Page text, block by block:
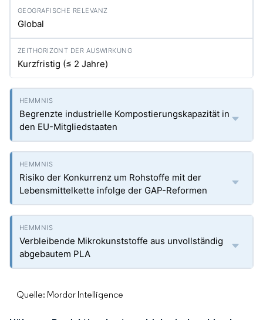
Global
Kurzfristig (≤ 2 Jahre)
Begrenzte industrielle Kompostierungskapazität in
den EU-Mitgliedstaaten
Risiko der Konkurrenz um Rohstoffe mit der
Lebensmittelkette infolge der GAP-Reformen
Verbleibende Mikrokunststoffe aus unvollständig
abgebautem PLA
Quelle: Mordor Intelligence